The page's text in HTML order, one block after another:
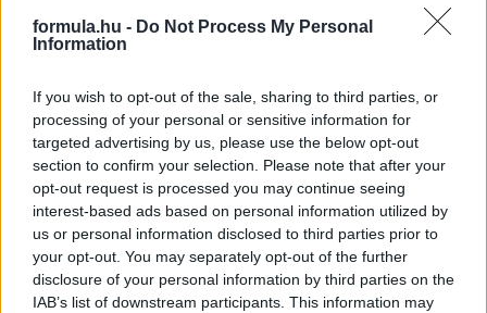
formula.hu - Do Not Process My Personal
Information
If you wish to opt-out of the sale, sharing to third parties, or
processing of your personal or sensitive information for
targeted advertising by us, please use the below opt-out
section to confirm your selection. Please note that after your
opt-out request is processed you may continue seeing
interest-based ads based on personal information utilized by
us or personal information disclosed to third parties prior to
your opt-out. You may separately opt-out of the further
disclosure of your personal information by third parties on the
IAB’s list of downstream participants. This information may